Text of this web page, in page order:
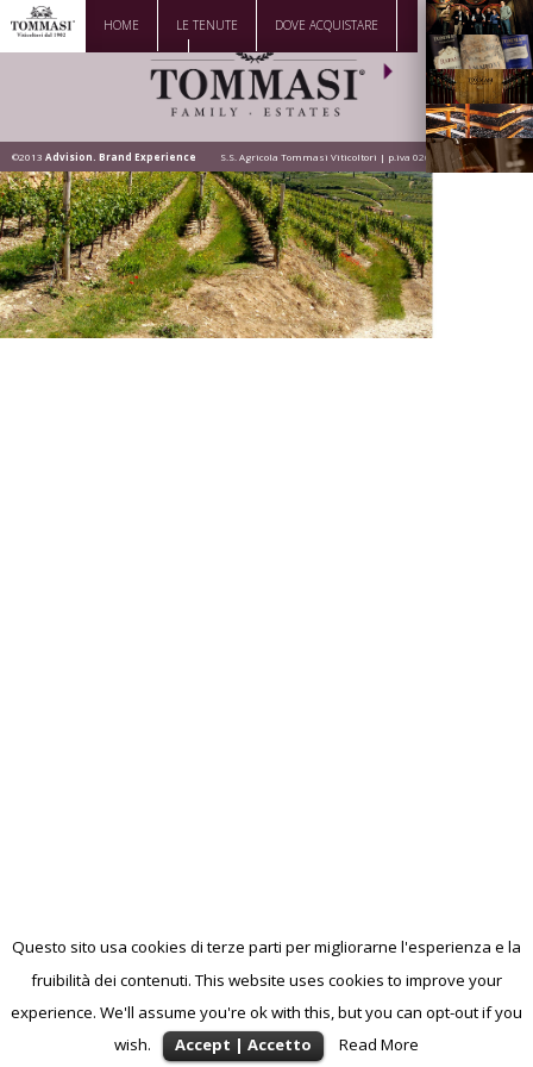
Questo sito usa cookies di terze parti per migliorarne l'esperienza e la
fruibilità dei contenuti. This website uses cookies to improve your
experience. We'll assume you're ok with this, but you can opt-out if you
wish.
Accept | Accetto Read More
HOME LE TENUTE DOVE ACQUISTARE
DOWNLOAD CONTATTI
La Famiglia
Vini
Visita la
Cantina
Dove siamo
News |
Eventi
©2013 Advision. Brand Experience S.S. Agricola Tommasi Viticoltori | p.iva 02628200236